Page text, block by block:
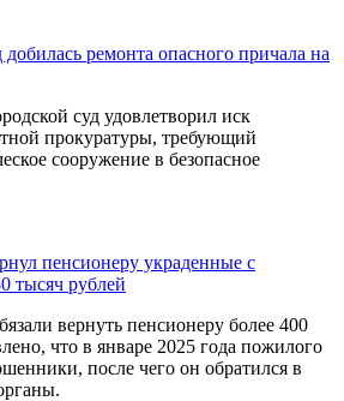
добилась ремонта опасного причала на
суд удовлетворил иск
прокуратуры, требующий
сооружение в безопасное
пенсионеру украденные с
тысяч рублей
вернуть пенсионеру более 400
что в январе 2025 года пожилого
после чего он обратился в